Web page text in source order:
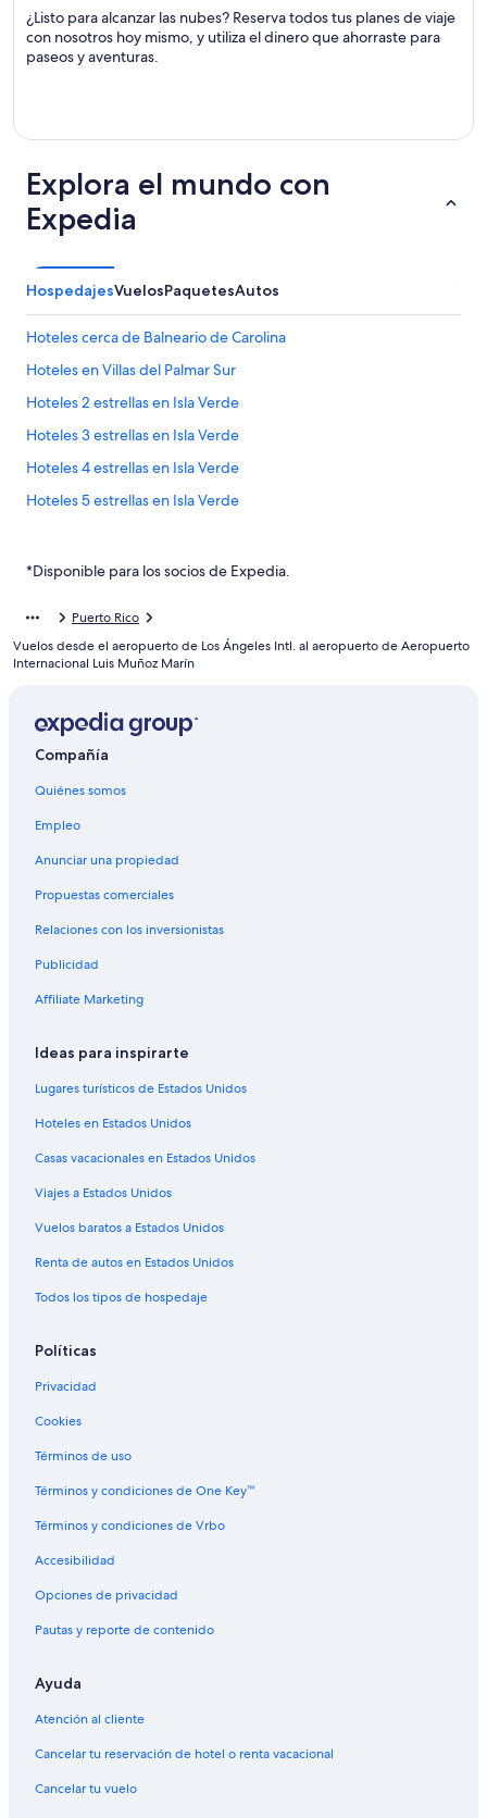
¿Listo para alcanzar las nubes? Reserva todos tus planes de viaje
con nosotros hoy mismo, y utiliza el dinero que ahorraste para
paseos y aventuras.
Explora el mundo con
Expedia
HospedajesVuelosPaquetesAutos
Hoteles cerca de Balneario de Carolina
Hoteles en Villas del Palmar Sur
Hoteles 2 estrellas en Isla Verde
Hoteles 3 estrellas en Isla Verde
Hoteles 4 estrellas en Isla Verde
Hoteles 5 estrellas en Isla Verde
Hoteles de Best Western en Isla Verde
Hoteles con casino en Isla Verde
Hoteles con spa en Isla Verde
Hoteles todo incluido en Isla Verde
Hoteles de lujo en Isla Verde
Hoteles de negocios en Isla Verde
Hoteles en la playa en Isla Verde
Hoteles familiares en Isla Verde
Hoteles históricos en Isla Verde
Hoteles románticos en Isla Verde
Hoteles baratos en Isla Verde
Hoteles con desayuno incluido en Isla Verde
Hoteles con estacionamiento en Isla Verde
Hoteles con área de juegos en Isla Verde
Hoteles con parque acuático en Isla Verde
Hoteles con alberca en Isla Verde
Hoteles gay friendly en Isla Verde
Hoteles para bodas en Isla Verde
Hoteles de senderismo en Isla Verde
Hoteles en San Juan
*Disponible para los socios de Expedia.
Puerto Rico
Vuelos desde el aeropuerto de Los Ángeles Intl. al aeropuerto de Aeropuerto
Internacional Luis Muñoz Marín
Compañía
Quiénes somos
Empleo
Anunciar una propiedad
Propuestas comerciales
Relaciones con los inversionistas
Publicidad
Affiliate Marketing
Ideas para inspirarte
Lugares turísticos de Estados Unidos
Hoteles en Estados Unidos
Casas vacacionales en Estados Unidos
Viajes a Estados Unidos
Vuelos baratos a Estados Unidos
Renta de autos en Estados Unidos
Todos los tipos de hospedaje
Políticas
Privacidad
Cookies
Términos de uso
Términos y condiciones de One Key™
Términos y condiciones de Vrbo
Accesibilidad
Opciones de privacidad
Pautas y reporte de contenido
Ayuda
Atención al cliente
Cancelar tu reservación de hotel o renta vacacional
Cancelar tu vuelo